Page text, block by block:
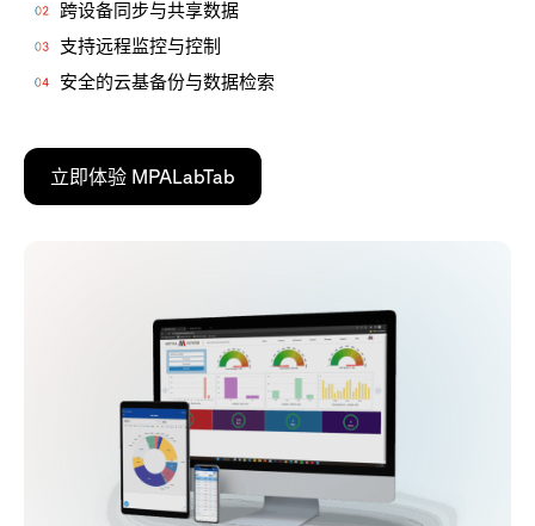
跨设备同步与共享数据
支持远程监控与控制
安全的云基备份与数据检索
立即体验 MPALabTab